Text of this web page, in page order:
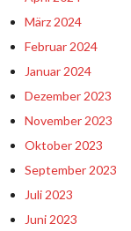
März 2024
Februar 2024
Januar 2024
Dezember 2023
November 2023
Oktober 2023
September 2023
Juli 2023
Juni 2023